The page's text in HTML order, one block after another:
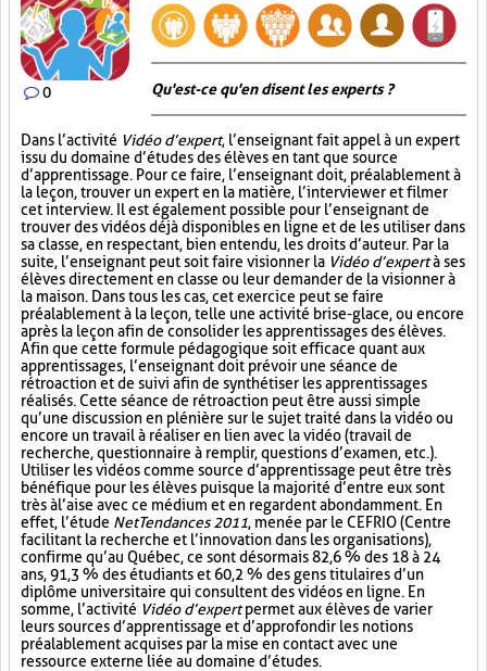
0 Qu'est-ce qu'en disent les experts ?
Dans l’activité Vidéo d’expert, l’enseignant fait appel à un expert
issu du domaine d’études des élèves en tant que source
d’apprentissage. Pour ce faire, l’enseignant doit, préalablement à
la leçon, trouver un expert en la matière, l’interviewer et filmer
cet interview. Il est également possible pour l’enseignant de
trouver des vidéos déjà disponibles en ligne et de les utiliser dans
sa classe, en respectant, bien entendu, les droits d’auteur. Par la
suite, l’enseignant peut soit faire visionner la Vidéo d’expertà ses
élèves directement en classe ou leur demander de la visionner à
la maison. Dans tous les cas, cet exercice peut se faire
préalablement à la leçon, telle une activité brise-glace, ou encore
après la leçon afin de consolider les apprentissages des élèves.
Afin que cette formule pédagogique soit efficace quant aux
apprentissages, l’enseignant doit prévoir une séance de
rétroaction et de suivi afin de synthétiser les apprentissages
réalisés. Cette séance de rétroaction peut être aussi simple
qu’une discussion en plénière sur le sujet traité dans la vidéo ou
encore un travail à réaliser en lien avec la vidéo (travail de
recherche, questionnaire à remplir, questions d’examen, etc.).
Utiliser les vidéos comme source d’apprentissage peut être très
bénéfique pour les élèves puisque la majorité d’entre eux sont
très à l’aise avec ce médium et en regardent abondamment. En
effet, l’étude NetTendances 2011, menée par le CEFRIO (Centre
facilitant la recherche et l’innovation dans les organisations),
confirme qu’au Québec, ce sont désormais 82,6 % des 18 à 24
ans, 91,3 % des étudiants et 60,2 % des gens titulaires d’un
diplôme universitaire qui consultent des vidéos en ligne. En
somme, l’activité Vidéo d’expertpermet aux élèves de varier
leurs sources d’apprentissage et d’approfondir les notions
préalablement acquises par la mise en contact avec une
ressource externe liée au domaine d’études.